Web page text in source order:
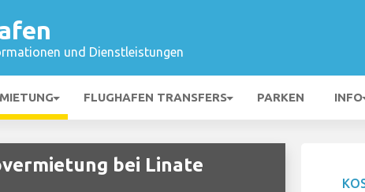
und Dienstleistungen
FLUGHAFEN TRANSFERS PARKEN INFO
bei Linate